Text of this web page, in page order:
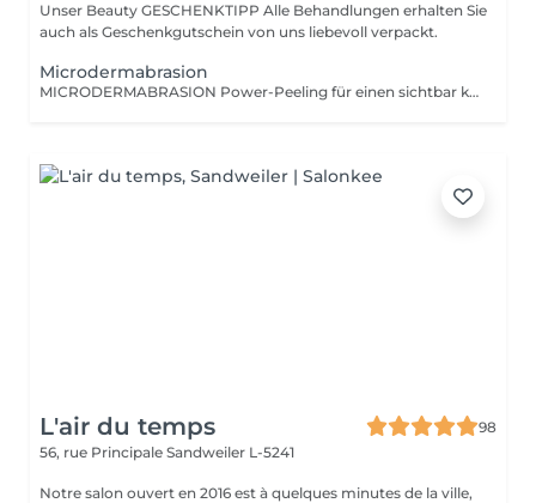
Unser Beauty GESCHENKTIPP Alle Behandlungen erhalten Sie
auch als Geschenkgutschein von uns liebevoll verpackt.
Microdermabrasion
MICRODERMABRASION Power-Peeling für einen sichtbar klaren und reinen Tent. Ihre Haut fühlt sich zart, fein und ebenmäßig an. Ob tiefe Fältchen und Linien, Unreinheiten, Narben, Pigmentflecken oder Altersflecken - durch sehr präzise, aber dennoch sanfte Abtragung der oberen Hautzellen werden Regenerationsprozesse in der Haut spürbar angeregt.
L'air du temps
98
56, rue Principale Sandweiler L-5241
Notre salon ouvert en 2016 est à quelques minutes de la ville,